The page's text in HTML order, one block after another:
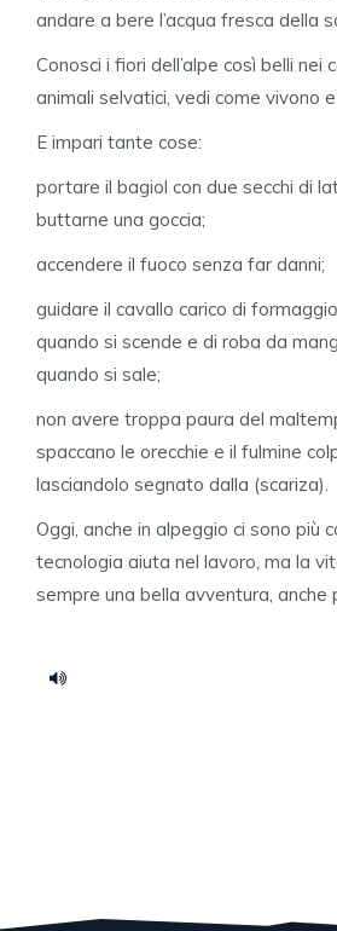
andare a bere l’acqua fresca della
Conosci i fiori dell’alpe così belli nei
animali selvatici, vedi come vivono
E impari tante cose:
portare il bagiol con due secchi di
buttarne una goccia;
accendere il fuoco senza far danni;
guidare il cavallo carico di
quando si scende e di roba da
quando si sale;
non avere troppa paura del
spaccano le orecchie e il fulmine
lasciandolo segnato dalla (scariza).
Oggi, anche in alpeggio ci sono più
tecnologia aiuta nel lavoro, ma la
sempre una bella avventura, anche